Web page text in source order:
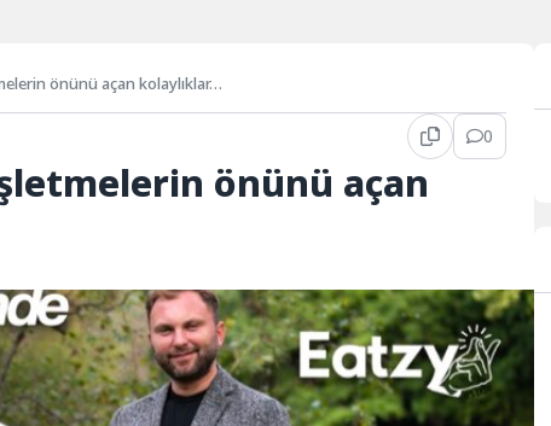
önünü açan kolaylıklar…
0
önünü açan